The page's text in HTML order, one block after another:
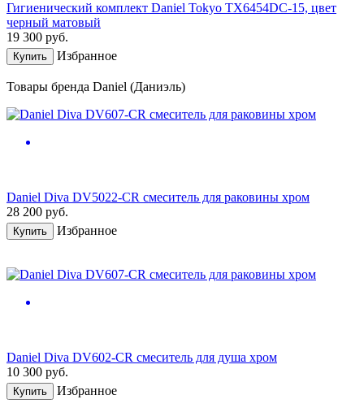
Гигиенический комплект Daniel Tokyo TX6454DC-15, цвет
черный матовый
19 300 руб.
Купить Избранное
Товары бренда Daniel (Даниэль)
Daniel Diva DV5022-CR смеситель для раковины хром
28 200 руб.
Купить Избранное
Daniel Diva DV602-CR смеситель для душа хром
10 300 руб.
Купить Избранное